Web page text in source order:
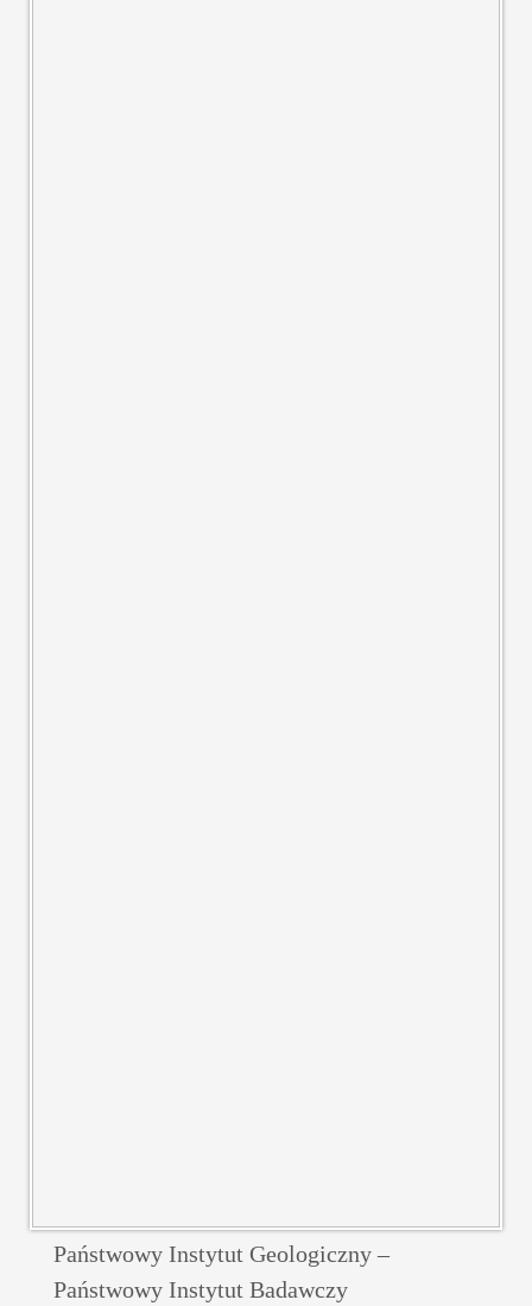
Państwowy Instytut Geologiczny –
Państwowy Instytut Badawczy